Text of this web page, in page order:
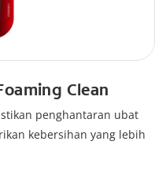
Clean
penghantaran ubat
kebersihan yang lebih